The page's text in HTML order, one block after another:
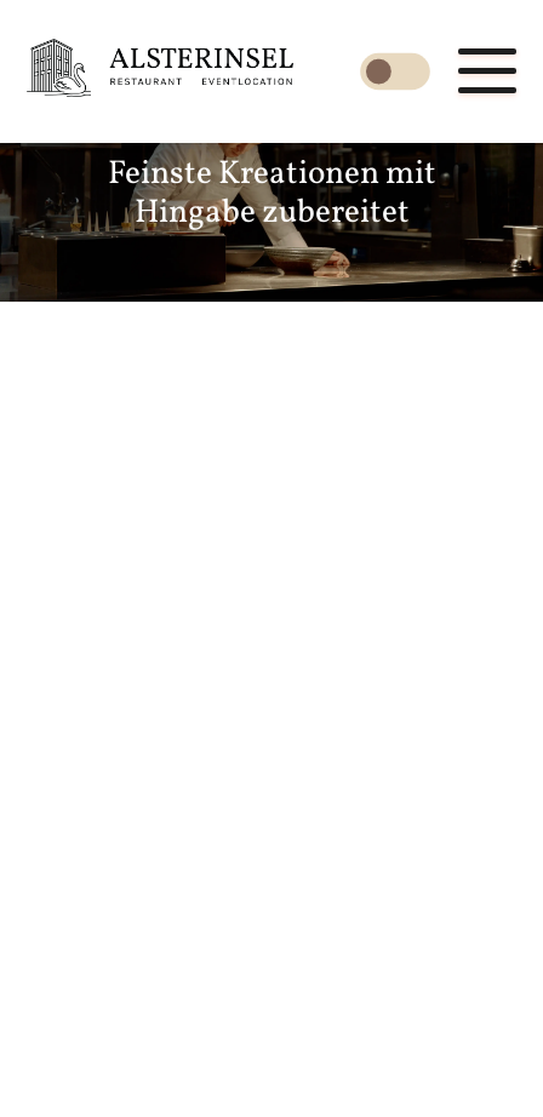
Farbmodus der Website
Feinste Kreationen mit
Hingabe zubereitet
Eleganz auf dem Teller – für
Genießer gemacht